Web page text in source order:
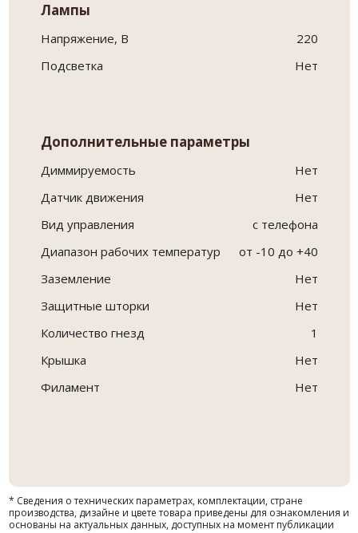
Лампы
Напряжение, В
220
Подсветка
Нет
Дополнительные параметры
Диммируемость
Нет
Датчик движения
Нет
Вид управления
с телефона
Диапазон рабочих температур
от -10 до +40
Заземление
Нет
Защитные шторки
Нет
Количество гнезд
1
Крышка
Нет
Филамент
Нет
* Сведения о технических параметрах, комплектации, стране
производства, дизайне и цвете товара приведены для ознакомления и
основаны на актуальных данных, доступных на момент публикации